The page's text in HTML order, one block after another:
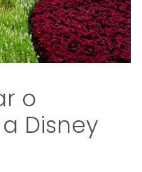
o
Disney